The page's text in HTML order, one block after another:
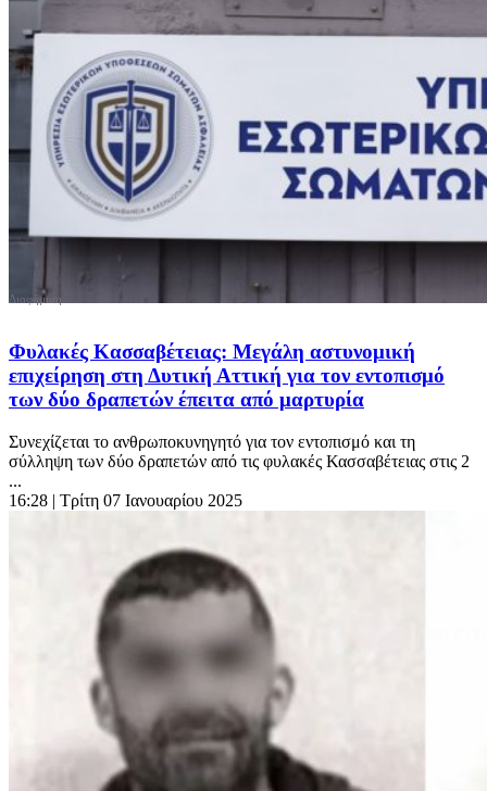
Φυλακές Κασσαβέτειας: Μεγάλη αστυνομική
επιχείρηση στη Δυτική Αττική για τον εντοπισμό
των δύο δραπετών έπειτα από μαρτυρία
Συνεχίζεται το ανθρωποκυνηγητό για τον εντοπισμό και τη
σύλληψη των δύο δραπετών από τις φυλακές Κασσαβέτειας στις 2
...
16:28 | Τρίτη 07 Ιανουαρίου 2025